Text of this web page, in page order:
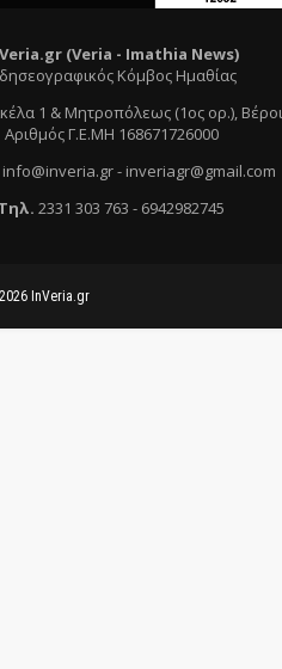
(Veria - Ιmathia News)
Κόμβος Ημαθίας
1 & Μητροπόλεως (1ος ορ.),
Αριθμός Γ.Ε.ΜΗ 168671726000
info@inveria.gr- inveriagr@gmail.com
Τηλ. 2331 303 763 - 6942982745
2026 InVeria.gr